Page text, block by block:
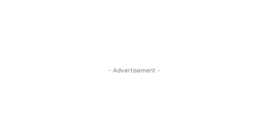
- Advertisement -